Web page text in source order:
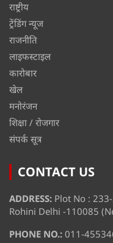
राष्ट्रीय
ट्रेंडिंग न्यूज
राजनीति
लाइफस्टाइल
कारोबार
खेल
मनोरंजन
शिक्षा / रोजगार
संपर्क सूत्र
CONTACT US
ADDRESS: Plot No :
Rohini Delhi -110085
PHONE NO.: 011-